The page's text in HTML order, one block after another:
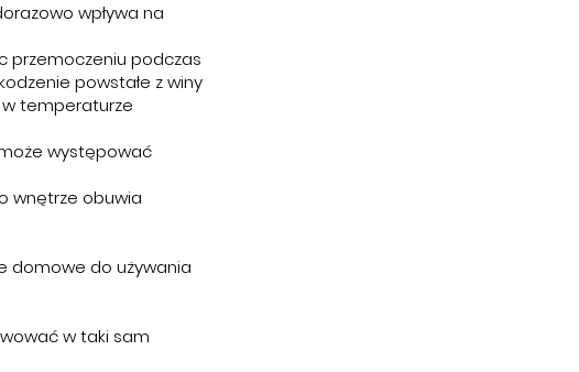
wpływa na
przemoczeniu podczas
powstałe z winy
w temperaturze
występować
wnętrze obuwia
domowe do używania
w taki sam